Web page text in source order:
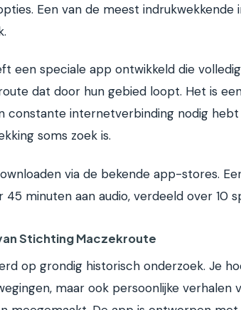
Een van de meest indrukwekkende
een speciale app ontwikkeld die
dat door hun gebied loopt. Het is
constante internetverbinding nodig hebt
soms zoek is.
via de bekende app-stores.
minuten aan audio, verdeeld over 10
Stichting Maczekroute
op grondig historisch onderzoek. Je
maar ook persoonlijke verhalen